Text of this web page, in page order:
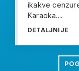
ikakve
Karaoka....
DETALJNIJE